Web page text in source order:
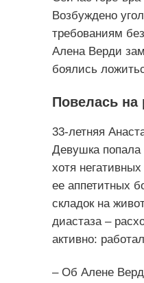
Возбуждено
требованиям
Алена Верди
боялись
Повелась
33-летняя
Девушка попала
хотя
ее аппетитных
складок на
диастаза –
активно:
– Об Алене